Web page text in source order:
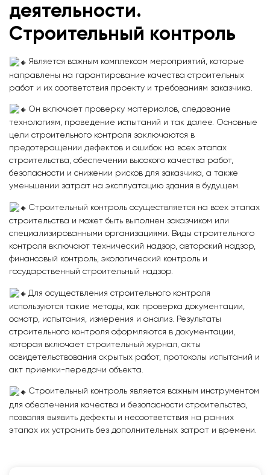
деятельности.
Строительный контроль
Является важным комплексом мероприятий, которые
направлены на гарантирование качества строительных
работ и их соответствия проекту и требованиям заказчика.
Он включает проверку материалов, следование
технологиям, проведение испытаний и так далее. Основные
цели строительного контроля заключаются в
предотвращении дефектов и ошибок на всех этапах
строительства, обеспечении высокого качества работ,
безопасности и снижении рисков для заказчика, а также
уменьшении затрат на эксплуатацию здания в будущем.
Строительный контроль осуществляется на всех этапах
строительства и может быть выполнен заказчиком или
специализированными организациями. Виды строительного
контроля включают технический надзор, авторский надзор,
финансовый контроль, экологический контроль и
государственный строительный надзор.
Для осуществления строительного контроля
используются такие методы, как проверка документации,
осмотр, испытания, измерения и анализ. Результаты
строительного контроля оформляются в документации,
которая включает строительный журнал, акты
освидетельствования скрытых работ, протоколы испытаний и
акт приемки-передачи объекта.
Строительный контроль является важным инструментом
для обеспечения качества и безопасности строительства,
позволяя выявить дефекты и несоответствия на ранних
этапах их устранить без дополнительных затрат и времени.